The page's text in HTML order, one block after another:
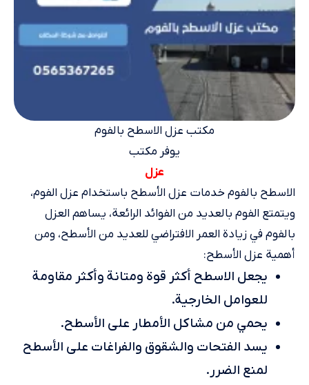
مكتب عزل الاسطح بالفوم
يوفر مكتب
عزل
الاسطح بالفوم خدمات عزل الأسطح باستخدام عزل الفوم،
ويتمتع الفوم بالعديد من الفوائد الرائعة، يساهم العزل
بالفوم في زيادة العمر الافتراضي للعديد من الأسطح، ومن
أهمية عزل الأسطح:
يجعل الاسطح أكثر قوة ومتانة وأكثر مقاومة
للعوامل الخارجية.
يحمي من مشاكل الأمطار على الأسطح.
يسد الفتحات والشقوق والفراغات على الأسطح
لمنع الضرر.